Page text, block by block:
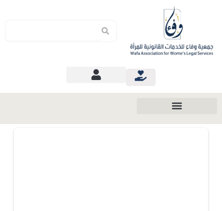
Search
Search